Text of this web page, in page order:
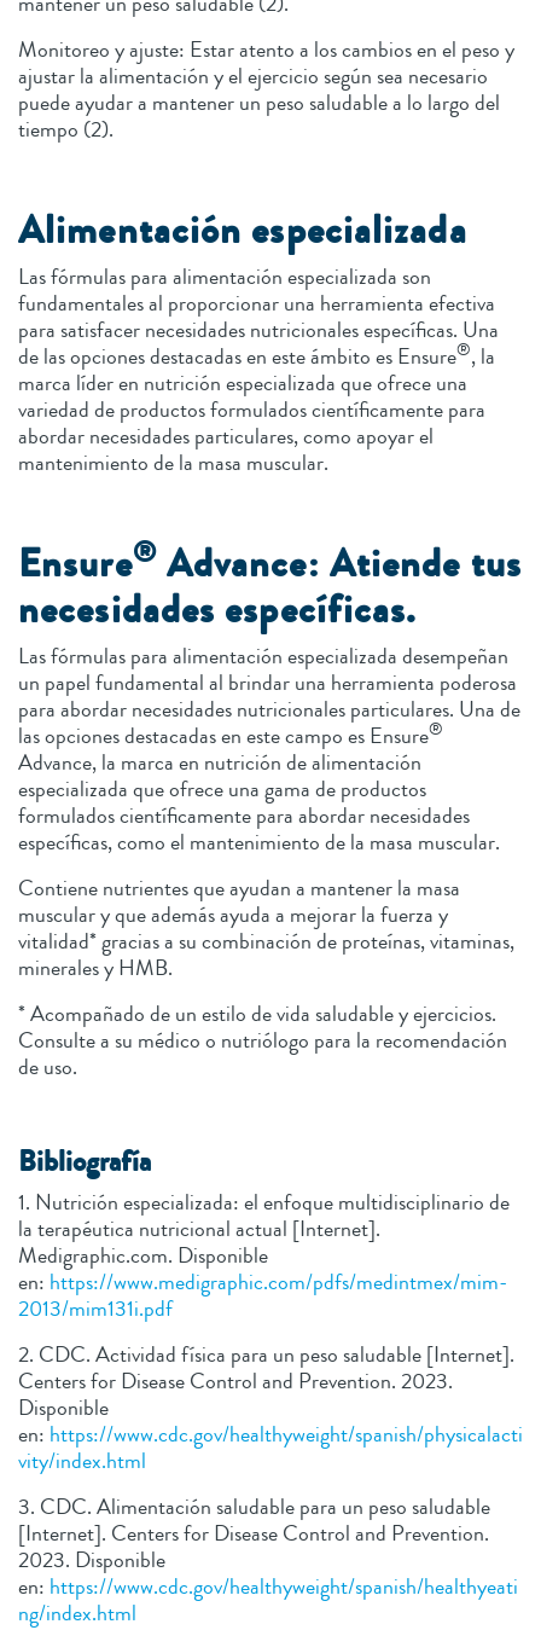
Monitoreo y ajuste: Estar atento a los cambios en el peso y
ajustar la alimentación y el ejercicio según sea necesario
puede ayudar a mantener un peso saludable a lo largo del
tiempo (2).
Alimentación especializada
Las fórmulas para alimentación especializada son
fundamentales al proporcionar una herramienta efectiva
para satisfacer necesidades nutricionales específicas. Una
de las opciones destacadas en este ámbito es Ensure®, la
marca líder en nutrición especializada que ofrece una
variedad de productos formulados científicamente para
abordar necesidades particulares, como apoyar el
mantenimiento de la masa muscular.
Ensure®Advance: Atiende tus
necesidades específicas.
Las fórmulas para alimentación especializada desempeñan
un papel fundamental al brindar una herramienta poderosa
para abordar necesidades nutricionales particulares. Una de
las opciones destacadas en este campo es Ensure®
Advance, la marca en nutrición de alimentación
especializada que ofrece una gama de productos
formulados científicamente para abordar necesidades
específicas, como el mantenimiento de la masa muscular.
Contiene nutrientes que ayudan a mantener la masa
muscular y que además ayuda a mejorar la fuerza y
vitalidad* gracias a su combinación de proteínas, vitaminas,
minerales y HMB.
* Acompañado de un estilo de vida saludable y ejercicios.
Consulte a su médico o nutriólogo para la recomendación
de uso.
Bibliografía
1. Nutrición especializada: el enfoque multidisciplinario de
la terapéutica nutricional actual [Internet].
Medigraphic.com. Disponible
en: https://www.medigraphic.com/pdfs/medintmex/mim-
2013/mim131i.pdf
2. CDC. Actividad física para un peso saludable [Internet].
Centers for Disease Control and Prevention. 2023.
Disponible
en: https://www.cdc.gov/healthyweight/spanish/physicalacti
vity/index.html
3. CDC. Alimentación saludable para un peso saludable
[Internet]. Centers for Disease Control and Prevention.
2023. Disponible
en: https://www.cdc.gov/healthyweight/spanish/healthyeati
ng/index.html